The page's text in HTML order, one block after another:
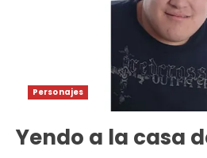
Personajes
Yendo a la casa